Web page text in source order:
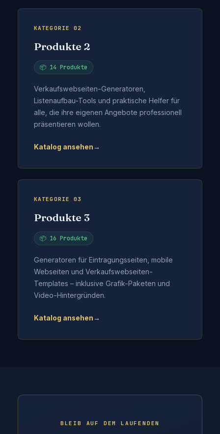
KATEGORIE 02
Produkte 2
📦 14 Produkte
Verkaufswebseiten-Generatoren,
Listenaufbau-Tools und praktische Helfer für
alle, die ihre eigenen Angebote professionell
präsentieren wollen.
Katalog ansehen→
KATEGORIE 03
Produkte 3
📦 16 Produkte
Generatoren für Eintragungsseiten, mobile
Webseiten und Verkaufswebseiten-
Templates – inklusive Grafik-Paketen und
Video-Hintergründen.
Katalog ansehen→
BLEIB AUF DEM LAUFENDEN